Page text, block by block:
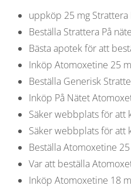
uppköp 25 mg Strattera
Beställa Strattera På
Bästa apotek för att
Inköp Atomoxetine 25
Beställa Generisk
Inköp På Nätet
Säker webbplats för att
Säker webbplats för att
Beställa Atomoxetine
Var att beställa
Inköp Atomoxetine 18